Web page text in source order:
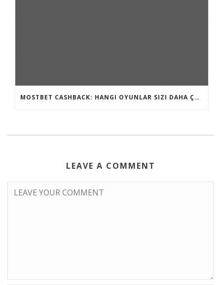
MOSTBET CASHBACK: HANGI OYUNLAR SIZI DAHA ÇOX QAZANA BILƏR?
LEAVE A COMMENT